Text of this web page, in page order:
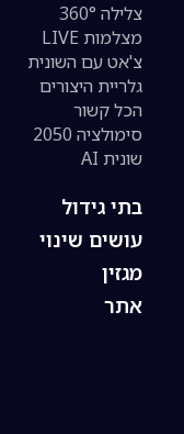
צלילה 360°
מצלמות LIVE
צ'אט עם השונית
גלריית היצורים
הכל קשור
סימולציה 2050
שונית AI
בתי גידול
עושים שינוי
מגזין
אתר